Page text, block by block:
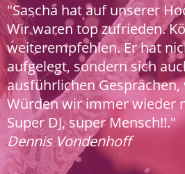
"Sascha hat auf unserer
Wir waren top zufrieden.
weiterempfehlen. Er hat
aufgelegt, sondern sich
ausführlichen
Würden wir immer wieder
Super DJ, super Mensch!!."
Dennis Vondenhoff